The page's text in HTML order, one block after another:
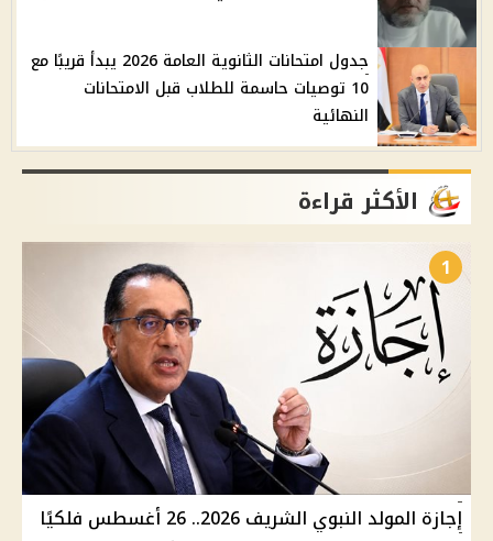
جدول امتحانات الثانوية العامة 2026 يبدأ قريبًا مع
10 توصيات حاسمة للطلاب قبل الامتحانات
النهائية
الأكثر قراءة
1
إجازة المولد النبوي الشريف 2026.. 26 أغسطس فلكيًا